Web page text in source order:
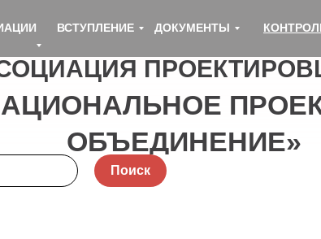
ДОКУМЕНТЫ
ВСТУПЛЕНИЕ
ОБЪЕДИНЕНИЕ»
Поиск